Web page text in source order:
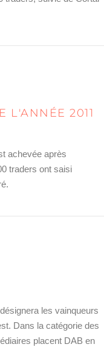
L'ANNÉE 2011
achevée après
traders ont saisi
les vainqueurs
Dans la catégorie des
placent DAB en